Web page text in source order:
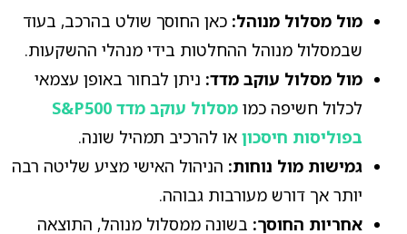
מול מסלול מנוהל: כאן החוסך שולט בהרכב, בעוד
שבמסלול מנוהל ההחלטות בידי מנהלי ההשקעות.
מול מסלול עוקב מדד: ניתן לבחור באופן עצמאי
לכלול חשיפה כמו
מסלול עוקב מדד S&P500
בפוליסות חיסכוןאו להרכיב תמהיל שונה.
גמישות מול נוחות: הניהול האישי מציע שליטה רבה
יותר אך דורש מעורבות גבוהה.
אחריות החוסך: בשונה ממסלול מנוהל, התוצאה